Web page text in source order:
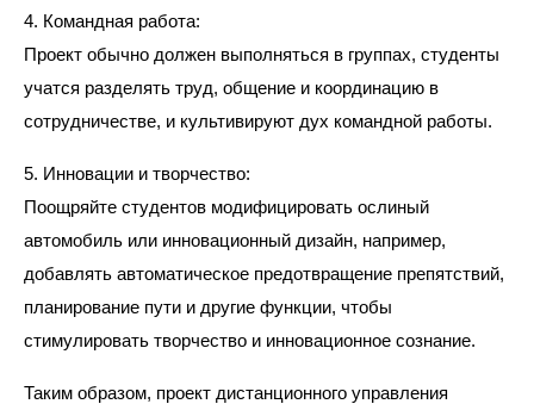
4. Командная работа:
Проект обычно должен выполняться в группах, студенты
учатся разделять труд, общение и координацию в
сотрудничестве, и культивируют дух командной работы.
5. Инновации и творчество:
Поощряйте студентов модифицировать ослиный
автомобиль или инновационный дизайн, например,
добавлять автоматическое предотвращение препятствий,
планирование пути и другие функции, чтобы
стимулировать творчество и инновационное сознание.
Таким образом, проект дистанционного управления